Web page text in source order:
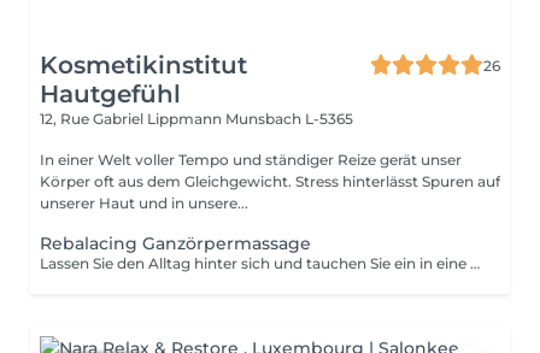
Kosmetikinstitut
Hautgefühl
26
12, Rue Gabriel Lippmann Munsbach L-5365
In einer Welt voller Tempo und ständiger Reize gerät unser
Körper oft aus dem Gleichgewicht. Stress hinterlässt Spuren auf
unserer Haut und in unsere...
Rebalacing Ganzörpermassage
Lassen Sie den Alltag hinter sich und tauchen Sie ein in eine Welt absoluten Wohlbefindens. Diese Massage ist für alle die Stress und Hektik ausgesetzt sind. Sie konzentriert sich auf ihr inneres Wohlbefinden, vermittelt Balance und gleicht die Bedürfnisse des Körpers aus. Körper, Geist und Seele werden entspannt und die Energiezirkulation wird wiederhergestellt.